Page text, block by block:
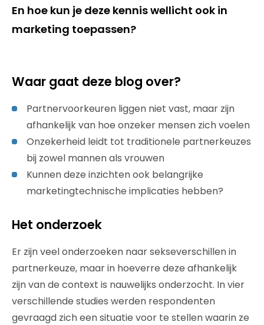
En hoe kun je deze kennis wellicht ook in
marketing toepassen?
Waar gaat deze blog over?
Partnervoorkeuren liggen niet vast, maar zijn
afhankelijk van hoe onzeker mensen zich voelen
Onzekerheid leidt tot traditionele partnerkeuzes
bij zowel mannen als vrouwen
Kunnen deze inzichten ook belangrijke
marketingtechnische implicaties hebben?
Het onderzoek
Er zijn veel onderzoeken naar sekseverschillen in
partnerkeuze, maar in hoeverre deze afhankelijk
zijn van de context is nauwelijks onderzocht. In vier
verschillende studies werden respondenten
gevraagd zich een situatie voor te stellen waarin ze